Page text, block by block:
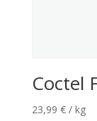
Coctel
23,99 € / kg